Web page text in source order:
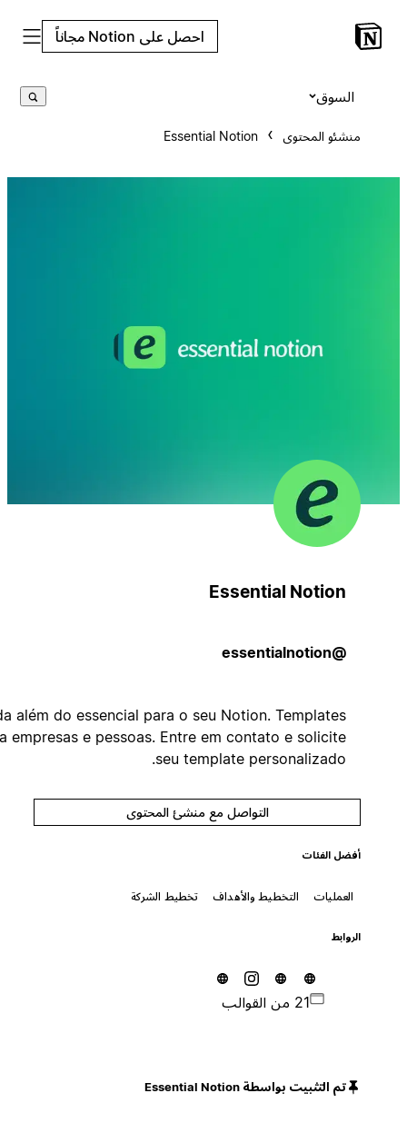
احصل على Notion مجاناً
منشئو المحتوى Essential Notion
Essential Notion
Nada além do essencial para o seu Notion. Templates
para empresas e pessoas. Entre em contato e solicite
seu template personalizado.
التواصل مع منشئ المحتوى
أفضل الفئات
العمليات التخطيط والأهداف تخطيط الشركة
تم التثبيت بواسطة Essential Notion